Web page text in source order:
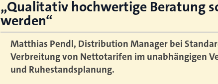
„Qualitativ hochwertige Beratung
werden“
Matthias Pendl, Distribution Manager bei
Verbreitung von Nettotarifen im unabhängigen
und Ruhestandsplanung.